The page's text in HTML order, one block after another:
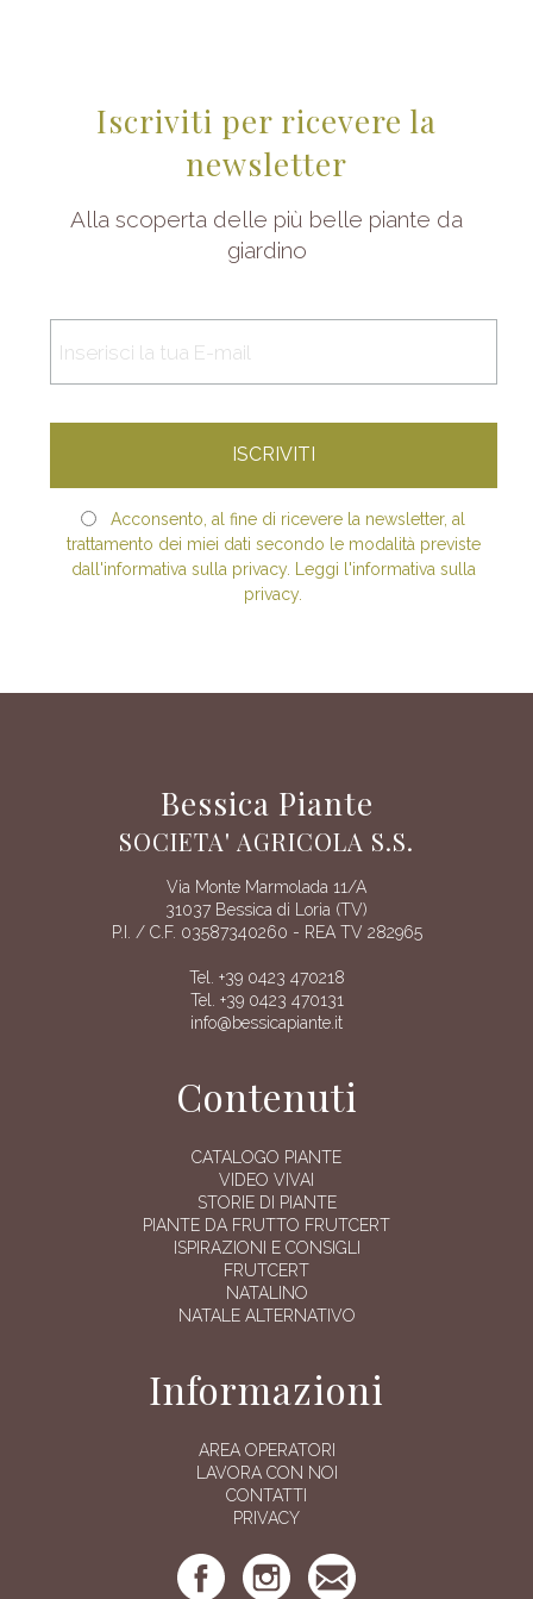
Iscriviti per ricevere la
newsletter
Alla scoperta delle più belle piante da
giardino
Acconsento, al fine di ricevere la newsletter, al
trattamento dei miei dati secondo le modalità previste
dall'informativa sulla privacy. Leggi l'informativa sulla
privacy.
Bessica Piante
SOCIETA' AGRICOLA S.S.
Via Monte Marmolada 11/A
31037 Bessica di Loria (TV)
P.I. / C.F. 03587340260 - REA TV 282965
Tel. +39 0423 470218
Tel. +39 0423 470131
info@bessicapiante.it
Contenuti
CATALOGO PIANTE
VIDEO VIVAI
STORIE DI PIANTE
PIANTE DA FRUTTO FRUTCERT
ISPIRAZIONI E CONSIGLI
FRUTCERT
NATALINO
NATALE ALTERNATIVO
Informazioni
AREA OPERATORI
LAVORA CON NOI
CONTATTI
PRIVACY